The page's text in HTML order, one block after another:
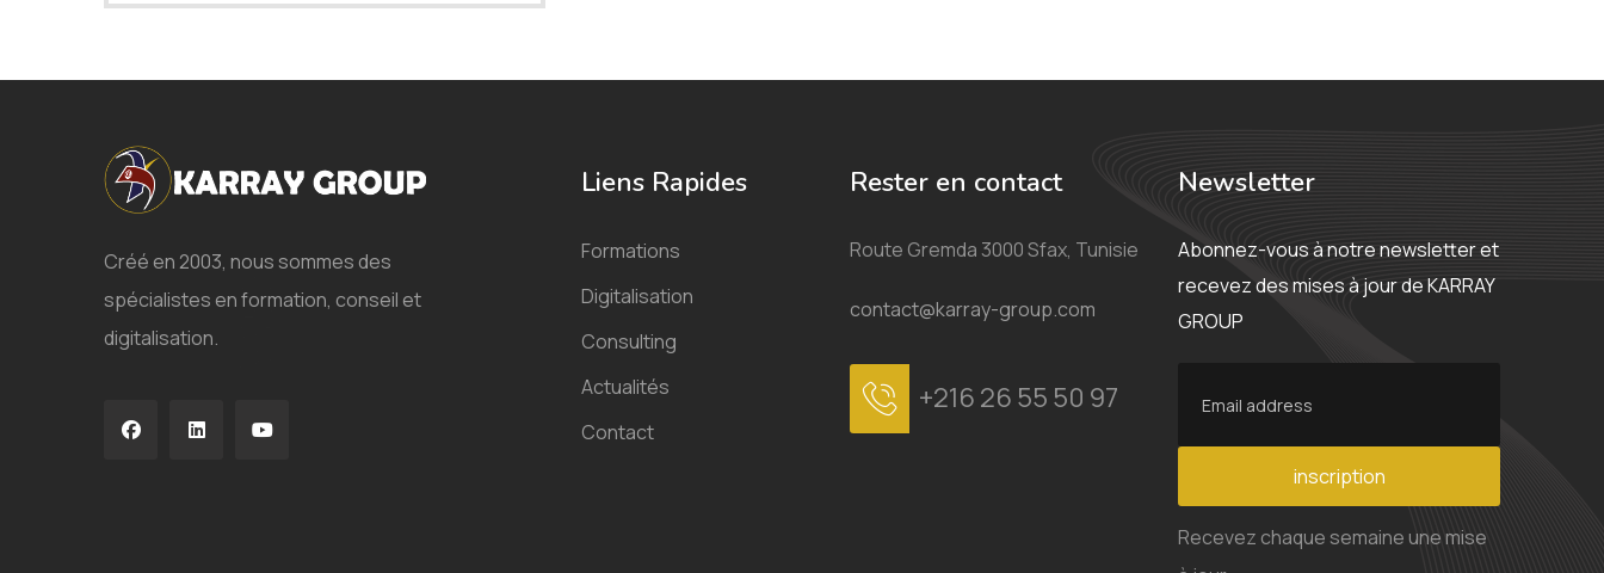
Créé en 2003, nous sommes des
spécialistes en formation, conseil et
digitalisation.
Liens Rapides
Formations
Digitalisation
Consulting
Actualités
Contact
Rester en contact
Route Gremda 3000 Sfax, Tunisie
contact@karray-group.com
+216 26 55 50 97
Newsletter
Abonnez-vous à notre newsletter et
recevez des mises à jour de KARRAY
GROUP
inscription
Recevez chaque semaine une mise